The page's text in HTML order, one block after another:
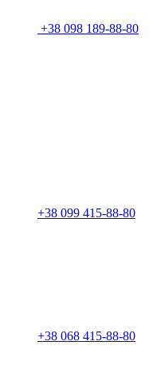
+38 098 189-88-80
+38 099 415-88-80
+38 068 415-88-80